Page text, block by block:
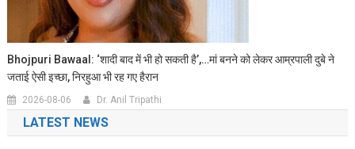
Bhojpuri Bawaal: ‘शादी बाद में भी हो सकती है’,…मां बनने को लेकर आम्रपाली दुबे ने
जताई ऐसी इच्छा, निरहुआ भी रह गए हैरान
2026-08-06 Dr. Anil Tripathi
LATEST NEWS